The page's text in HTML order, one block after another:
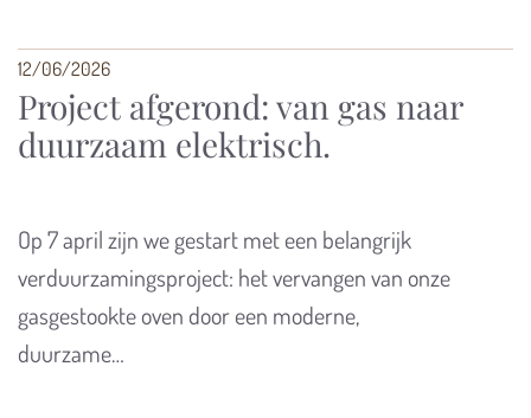
12/06/2026
Project afgerond: van gas naar
duurzaam elektrisch.
Op 7 april zijn we gestart met een belangrijk
verduurzamingsproject: het vervangen van onze
gasgestookte oven door een moderne,
duurzame…